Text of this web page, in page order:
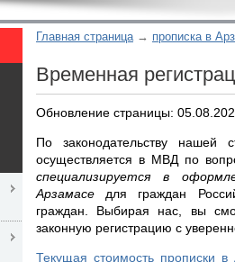
Главная страница прописка в
Временная
Обновление страницы:
По законодательству
осуществляется в МВД по
специализируется в
Арзамасе для граждан
граждан. Выбирая нас, вы
законную регистрацию с
Текущая стоимость прописки в